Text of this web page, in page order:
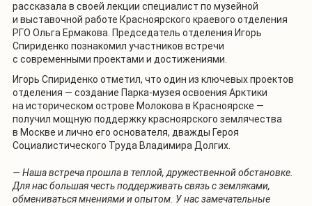
рассказала в своей лекции специалист по музейной
и выставочной работе Красноярского краевого отделения
РГО Ольга Ермакова. Председатель отделения Игорь
Спириденко познакомил участников встречи
с современными проектами и достижениями.
Игорь Спириденко отметил, что один из ключевых проектов
отделения — создание Парка-музея освоения Арктики
на историческом острове Молокова в Красноярске —
получил мощную поддержку красноярского землячества
в Москве и лично его основателя, дважды Героя
Социалистического Труда Владимира Долгих.
— Наша встреча прошла в теплой, дружественной обстановке.
Для нас большая честь поддерживать связь с земляками,
обмениваться мнениями и опытом. У нас замечательные